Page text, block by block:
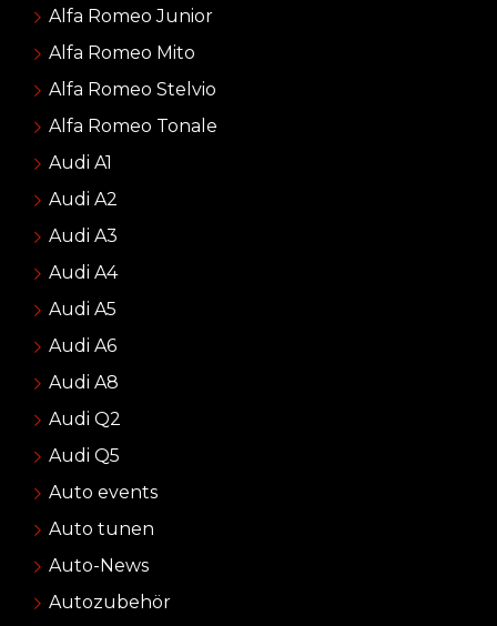
Alfa Romeo Junior
Alfa Romeo Mito
Alfa Romeo Stelvio
Alfa Romeo Tonale
Audi A1
Audi A2
Audi A3
Audi A4
Audi A5
Audi A6
Audi A8
Audi Q2
Audi Q5
Auto events
Auto tunen
Auto-News
Autozubehör